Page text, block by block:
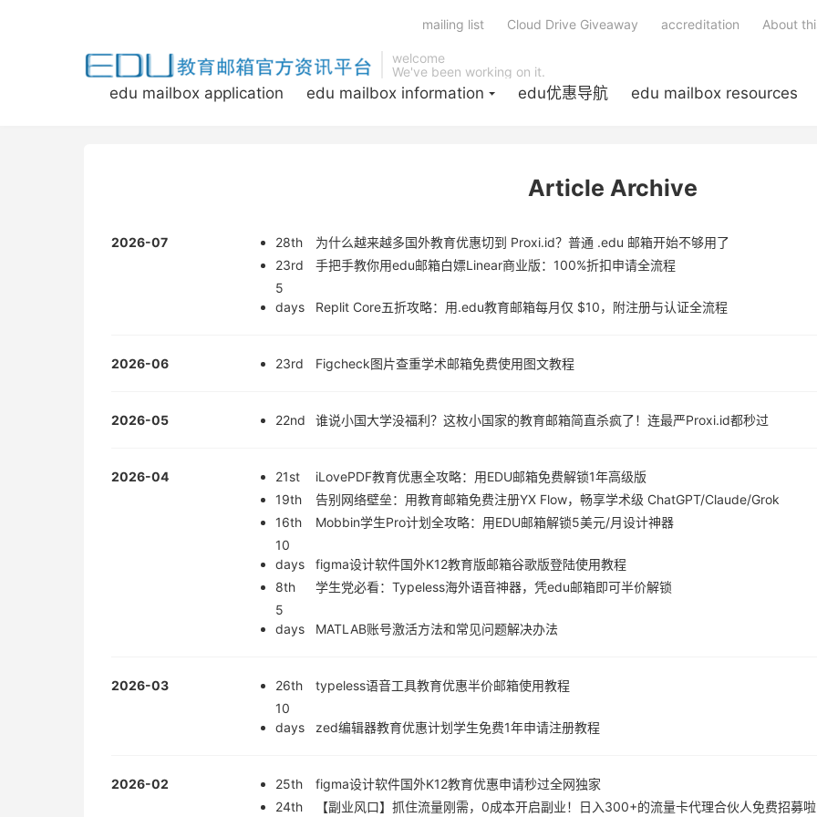
welcome
We've been working on it.
edu mailbox application edu mailbox information edu优惠导航 edu mailbox resources
mailing list Cloud Drive Giveaway accreditation About
Article Archive
2026-07 28th
为什么越来越多国外教育优惠切到 Proxi.id？普通 .edu 邮箱开始不够用了
23rd
手把手教你用edu邮箱白嫖Linear商业版：100%折扣申请全流程
5
days
Replit Core五折攻略：用.edu教育邮箱每月仅 $10，附注册与认证全流程
2026-06 23rd Figcheck图片查重学术邮箱免费使用图文教程
2026-05 22nd 谁说小国大学没福利？这枚小国家的教育邮箱简直杀疯了！连最严Proxi.id都秒过
2026-04 21st
iLovePDF教育优惠全攻略：用EDU邮箱免费解锁1年高级版
19th
告别网络壁垒：用教育邮箱免费注册YX Flow，畅享学术级 ChatGPT/Claude/Grok
16th
Mobbin学生Pro计划全攻略：用EDU邮箱解锁5美元/月设计神器
10
days
figma设计软件国外K12教育版邮箱谷歌版登陆使用教程
8th
学生党必看：Typeless海外语音神器，凭edu邮箱即可半价解锁
5
days
MATLAB账号激活方法和常见问题解决办法
2026-03 26th
typeless语音工具教育优惠半价邮箱使用教程
10
days
zed编辑器教育优惠计划学生免费1年申请注册教程
2026-02 25th
figma设计软件国外K12教育优惠申请秒过全网独家
24th
【副业风口】抓住流量刚需，0成本开启副业！日入300+的流量卡代理合伙人免费招募